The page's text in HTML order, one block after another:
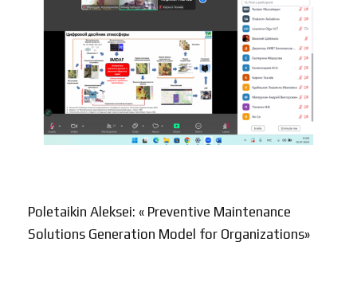
Poletaikin Aleksei: « Preventive Maintenance
Solutions Generation Model for Organizations»